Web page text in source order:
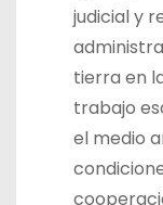
judicial y
tierra en
trabajo
el medio